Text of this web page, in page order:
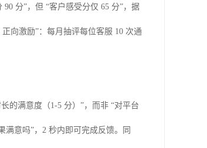
分”，但 “客户感受分仅 65 分”，据
向激励”：每月抽评每位客服 10 次通
的满意度（1-5 分）”，而非 “对平台
满意吗”，2 秒内即可完成反馈。同